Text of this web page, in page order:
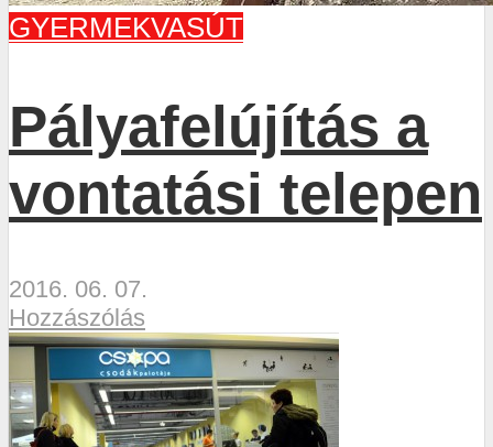
GYERMEKVASÚT
Pályafelújítás a
vontatási telepen
2016. 06. 07.
Hozzászólás